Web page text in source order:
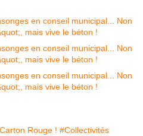
Rouge ! #Collectivités